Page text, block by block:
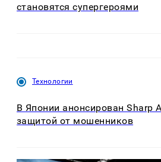
становятся супергероями
Технологии
В Японии анонсирован Sharp
защитой от мошенников